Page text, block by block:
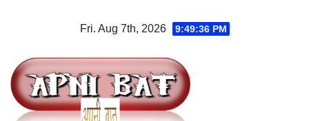
Fri. Aug 7th, 2026 9:49:36 PM